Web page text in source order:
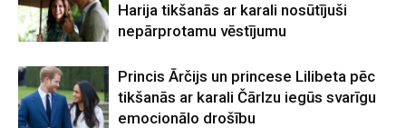
Harija tikšanās ar karali nosūtījuši
nepārprotamu vēstījumu
Princis Ārčijs un princese Lilibeta pēc
tikšanās ar karali Čārlzu iegūs svarīgu
emocionālo drošību